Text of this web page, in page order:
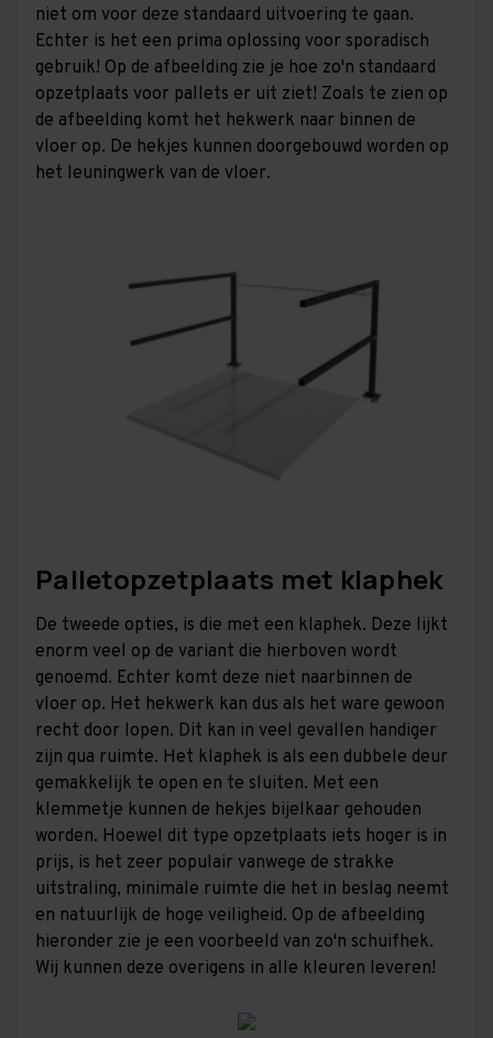
niet om voor deze standaard uitvoering te gaan.
Echter is het een prima oplossing voor sporadisch
gebruik! Op de afbeelding zie je hoe zo'n standaard
opzetplaats voor pallets er uit ziet! Zoals te zien op
de afbeelding komt het hekwerk naar binnen de
vloer op. De hekjes kunnen doorgebouwd worden op
het leuningwerk van de vloer.
Palletopzetplaats met klaphek
De tweede opties, is die met een klaphek. Deze lijkt
enorm veel op de variant die hierboven wordt
genoemd. Echter komt deze niet naarbinnen de
vloer op. Het hekwerk kan dus als het ware gewoon
recht door lopen. Dit kan in veel gevallen handiger
zijn qua ruimte. Het klaphek is als een dubbele deur
gemakkelijk te open en te sluiten. Met een
klemmetje kunnen de hekjes bijelkaar gehouden
worden. Hoewel dit type opzetplaats iets hoger is in
prijs, is het zeer populair vanwege de strakke
uitstraling, minimale ruimte die het in beslag neemt
en natuurlijk de hoge veiligheid. Op de afbeelding
hieronder zie je een voorbeeld van zo'n schuifhek.
Wij kunnen deze overigens in alle kleuren leveren!